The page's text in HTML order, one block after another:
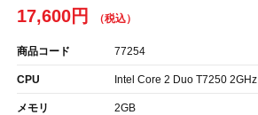
17,600円
商品コード 77254
CPU Intel Core 2 Duo T7250 2GHz
メモリ 2GB